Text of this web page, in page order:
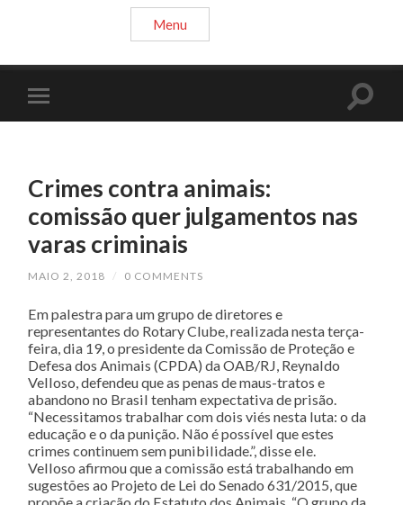
Crimes contra animais:
comissão quer julgamentos nas
varas criminais
MAIO 2, 2018 / 0 COMMENTS
Em palestra para um grupo de diretores e
representantes do Rotary Clube, realizada nesta terça-
feira, dia 19, o presidente da Comissão de Proteção e
Defesa dos Animais (CPDA) da OAB/RJ, Reynaldo
Velloso, defendeu que as penas de maus-tratos e
abandono no Brasil tenham expectativa de prisão.
“Necessitamos trabalhar com dois viés nesta luta: o da
educação e o da punição. Não é possível que estes
crimes continuem sem punibilidade.”, disse ele.
Velloso afirmou que a comissão está trabalhando em
sugestões ao Projeto de Lei do Senado 631/2015, que
propõe a criação do Estatuto dos Animais. “O grupo da
Menu